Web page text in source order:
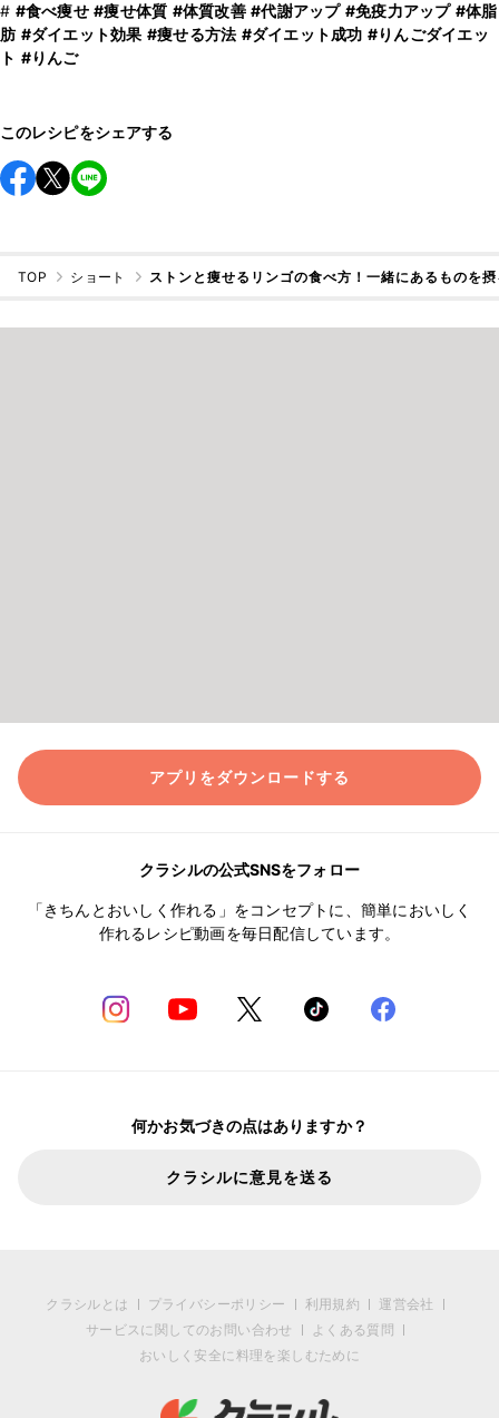
# #食べ痩せ #痩せ体質 #体質改善 #代謝アップ #免疫力アップ #体脂
肪 #ダイエット効果 #痩せる方法 #ダイエット成功 #りんごダイエッ
ト #りんご
このレシピをシェアする
TOP ショート ストンと痩せるリンゴの食べ方！一緒にあるものを
アプリをダウンロードする
クラシルの公式SNSをフォロー
「きちんとおいしく作れる」をコンセプトに、簡単においしく
作れるレシピ動画を毎日配信しています。
何かお気づきの点はありますか？
クラシルに意見を送る
クラシルとは プライバシーポリシー 利用規約
運営会社
サービスに関してのお問い合わせ
よくある質問
おいしく安全に料理を楽しむために